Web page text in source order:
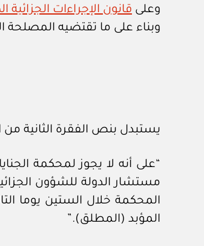
وعلى قانون الإجراءات الجزائية
وبناء على ما تقتضيه المصلحة
يستبدل بنص الفقرة الثانية من المادة (٢٢١) من قانون الإجراءات الجزائية
“على أنه لا يجوز لمحكمة
مستشار الدولة للشؤون
المحكمة خلال الستين يوما
المؤبد (المطلق).”